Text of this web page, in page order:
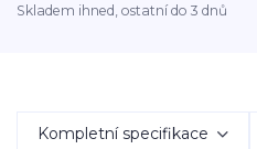
Skladem ihned, ostatní do 3 dnů
Kompletní specifikace